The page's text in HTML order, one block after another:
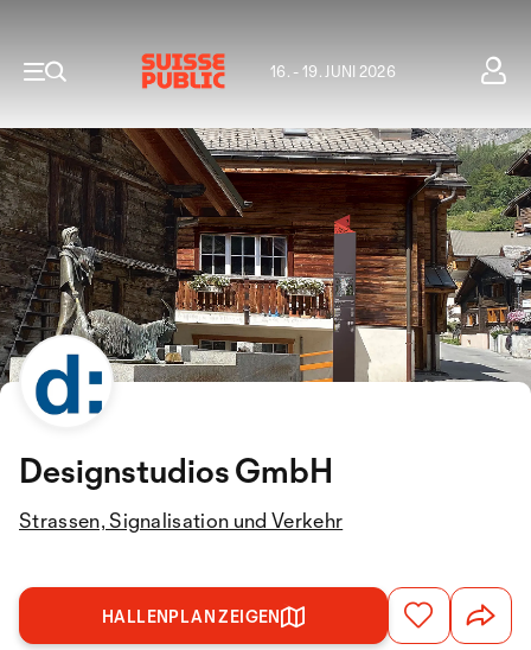
16. - 19. JUNI 2026
Designstudios GmbH
Strassen, Signalisation und Verkehr
HALLENPLAN ZEIGEN